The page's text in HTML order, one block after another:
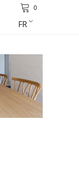
0
FR